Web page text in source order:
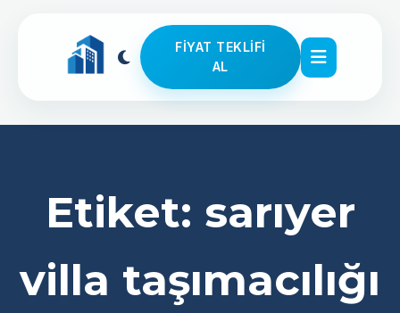
FIYAT TEKLIFI
AL
Etiket: sarıyer
villa taşımacılığı